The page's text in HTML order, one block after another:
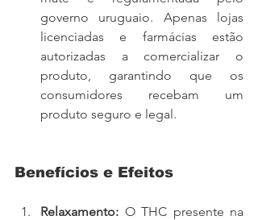
governo uruguaio. Apenas lojas
licenciadas e farmácias estão
autorizadas a comercializar o
produto, garantindo que os
consumidores recebam um
produto seguro e legal.
Benefícios e Efeitos
Relaxamento: O THC presente na